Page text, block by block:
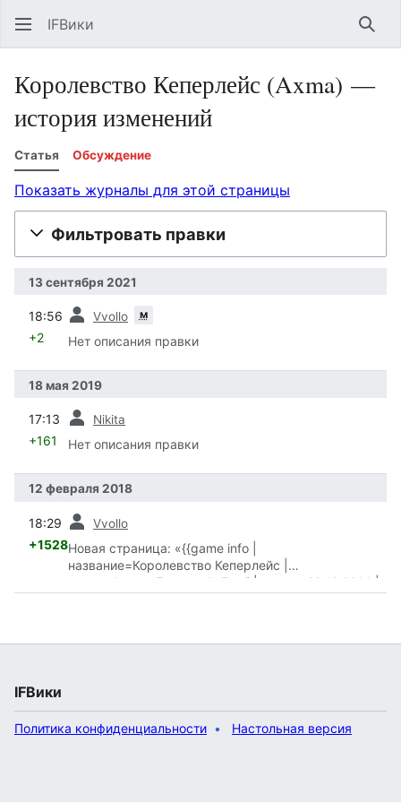
IFВики
Королевство Кеперлейс (Axma) —
история изменений
Статья Обсуждение
Показать журналы для этой страницы
Фильтровать правки
13 сентября 2021
18:56 Vvollo м
+2 Нет описания правки
18 мая 2019
17:13 Nikita
+161 Нет описания правки
12 февраля 2018
18:29 Vvollo
+1528Новая страница: «{{game info |
название=Королевство Кеперлейс |
Автор::Гадяцкий, Глеб |вышла=28.12.2014 |
IFВики
Политика конфиденциальности Настольная версия